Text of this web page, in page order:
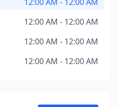
12:00 AM - 12:00 AM
12:00 AM - 12:00 AM
12:00 AM - 12:00 AM